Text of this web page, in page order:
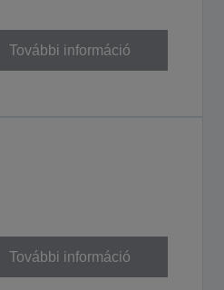
További információ
További információ